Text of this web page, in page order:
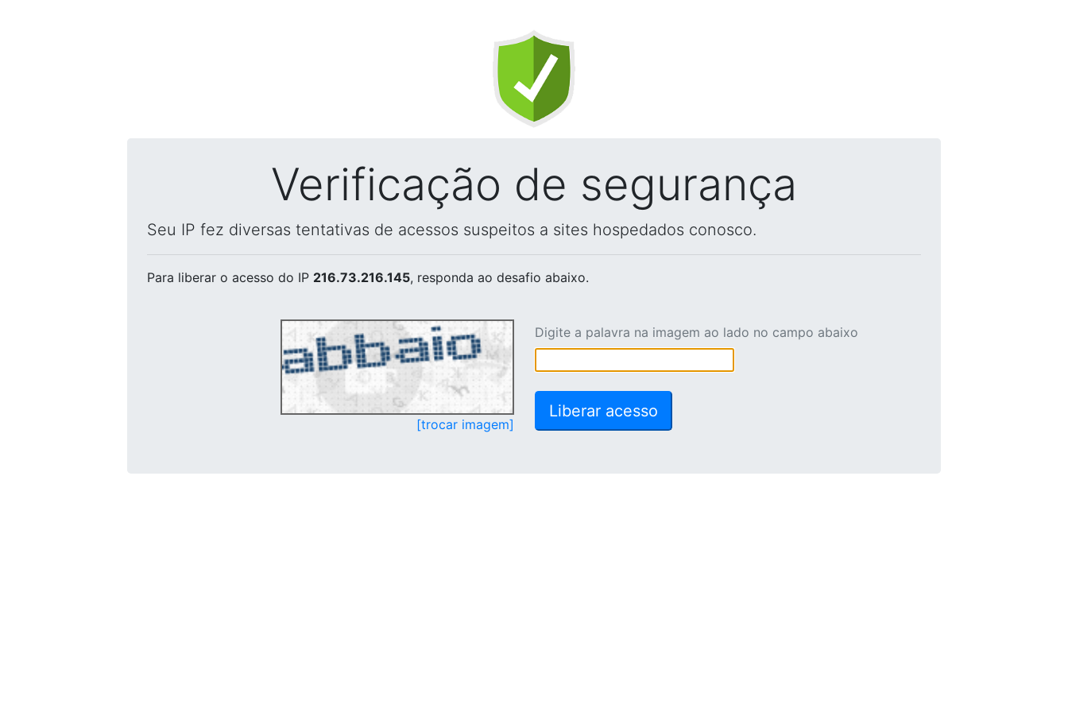
Verificação de segurança
Seu IP fez diversas tentativas de acessos suspeitos a sites hospedados conosco.
Para liberar o acesso do IP 216.73.216.145, responda ao desafio abaixo.
[trocar imagem]
Digite a palavra na imagem ao lado no campo abaixo